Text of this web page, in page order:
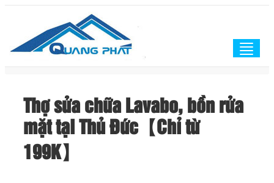
Thợ sửa chữa Lavabo, bồn rửa
mặt tại Thủ Đức【Chỉ từ
199K】